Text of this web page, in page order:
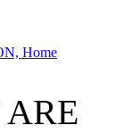
ARE